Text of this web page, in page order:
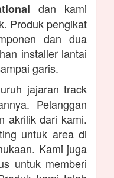
dan kami
Produk pengikat
dan dua
installer lantai
garis.
jajaran track
Pelanggan
akrilik dari kami.
untuk area di
Kami juga
untuk memberi